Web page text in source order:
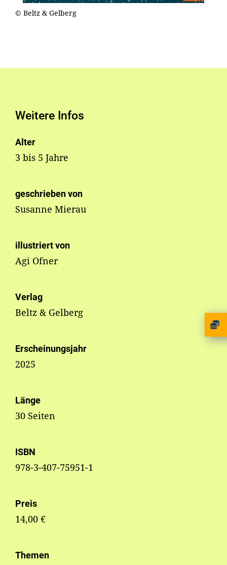
© Beltz & Gelberg
Weitere Infos
Alter
3 bis 5 Jahre
geschrieben von
Susanne Mierau
illustriert von
Agi Ofner
Verlag
Beltz & Gelberg
Erscheinungsjahr
2025
Länge
30 Seiten
ISBN
978-3-407-75951-1
Preis
14,00 €
Themen